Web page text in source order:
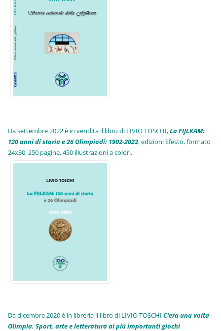
Da settembre 2022 è in vendita il libro di LIVIO TOSCHI,La FIJLKAM:
120 anni di storia e 26 Olimpiadi: 1902-2022, edizioni Efesto, formato
24x30, 250 pagine, 450 illustrazioni a colori.
Da dicembre 2020 è in libreria il libro di LIVIO TOSCHIC'era una volta
Olimpia. Sport, arte e letteratura ai più importanti giochi